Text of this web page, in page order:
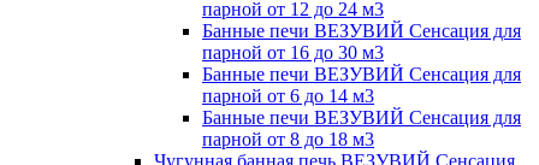
парной от 12 до 24 м3
Банные печи ВЕЗУВИЙ Сенсация для
парной от 16 до 30 м3
Банные печи ВЕЗУВИЙ Сенсация для
парной от 6 до 14 м3
Банные печи ВЕЗУВИЙ Сенсация для
парной от 8 до 18 м3